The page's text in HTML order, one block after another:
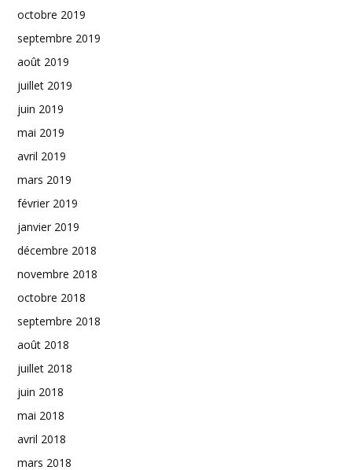
octobre 2019
septembre 2019
août 2019
juillet 2019
juin 2019
mai 2019
avril 2019
mars 2019
février 2019
janvier 2019
décembre 2018
novembre 2018
octobre 2018
septembre 2018
août 2018
juillet 2018
juin 2018
mai 2018
avril 2018
mars 2018